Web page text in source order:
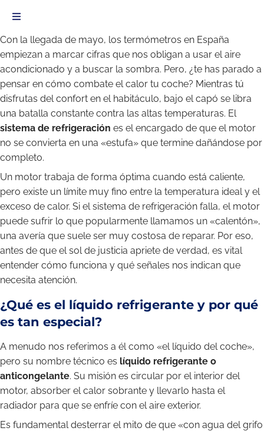
Con la llegada de mayo, los termómetros en España
empiezan a marcar cifras que nos obligan a usar el aire
acondicionado y a buscar la sombra. Pero, ¿te has parado a
pensar en cómo combate el calor tu coche? Mientras tú
disfrutas del confort en el habitáculo, bajo el capó se libra
una batalla constante contra las altas temperaturas. El
sistema de refrigeración es el encargado de que el motor
no se convierta en una «estufa» que termine dañándose por
completo.
Un motor trabaja de forma óptima cuando está caliente,
pero existe un límite muy fino entre la temperatura ideal y el
exceso de calor. Si el sistema de refrigeración falla, el motor
puede sufrir lo que popularmente llamamos un «calentón»,
una avería que suele ser muy costosa de reparar. Por eso,
antes de que el sol de justicia apriete de verdad, es vital
entender cómo funciona y qué señales nos indican que
necesita atención.
¿Qué es el líquido refrigerante y por qué
es tan especial?
A menudo nos referimos a él como «el líquido del coche»,
pero su nombre técnico es líquido refrigerante o
anticongelante. Su misión es circular por el interior del
motor, absorber el calor sobrante y llevarlo hasta el
radiador para que se enfríe con el aire exterior.
Es fundamental desterrar el mito de que «con agua del grifo